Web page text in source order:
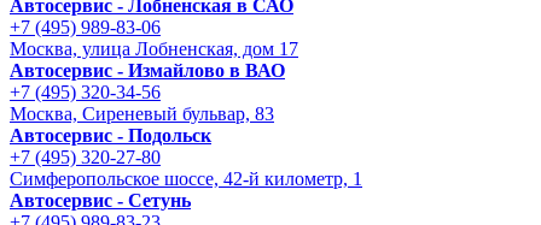
Автосервис - Лобненская в САО
+7 (495) 989-83-06
Москва, улица Лобненская, дом 17
Автосервис - Измайлово в ВАО
+7 (495) 320-34-56
Москва, Сиреневый бульвар, 83
Автосервис - Подольск
+7 (495) 320-27-80
Симферопольское шоссе, 42-й километр, 1
Автосервис - Сетунь